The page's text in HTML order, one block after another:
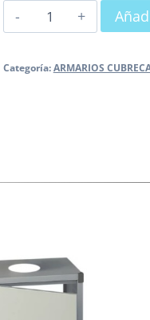
ARMARIO
Categoría:ARMARIOS